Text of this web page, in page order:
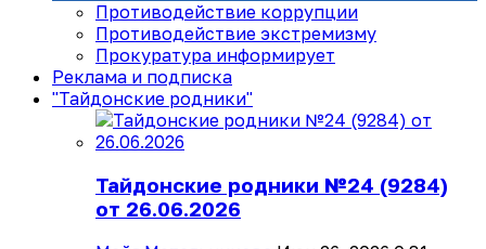
Противодействие коррупции
Противодействие экстремизму
Прокуратура информирует
Реклама и подписка
"Тайдонские родники"
Тайдонские родники №24 (9284)
от 26.06.2026